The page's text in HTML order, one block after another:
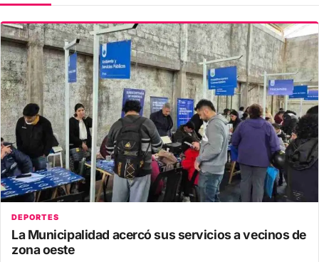
DEPORTES
La Municipalidad acercó sus servicios a vecinos de
zona oeste